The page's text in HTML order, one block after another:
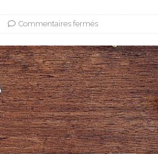
Commentaires fermés